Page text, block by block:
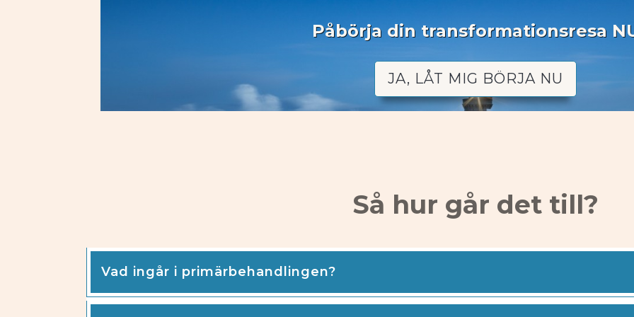
Påbörja din transformationsresa
JA, LÅT MIG BÖRJA NU
Så hur går det till?
Vad ingår i primärbehandlingen?